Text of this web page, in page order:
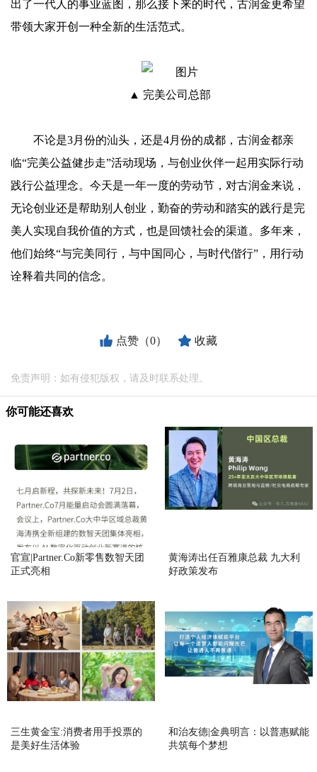
出了一代人的事业蓝图，那么接下来的时代，古润金更希望
带领大家开创一种全新的生活范式。
▲ 完美公司总部
不论是3月份的汕头，还是4月份的成都，古润金都亲
临“完美公益健步走”活动现场，与创业伙伴一起用实际行动
践行公益理念。今天是一年一度的劳动节，对古润金来说，
无论创业还是帮助别人创业，勤奋的劳动和踏实的践行是完
美人实现自我价值的方式，也是回馈社会的渠道。多年来，
他们始终“与完美同行，与中国同心，与时代偕行”，用行动
诠释着共同的信念。
点赞（0） 收藏
免责声明：如有侵犯版权，请及时联系处理。
你可能还喜欢
官宣|Partner.Co新零售数智天团
正式亮相
黄海涛出任百雅康总裁 九大利
好政策发布
三生黄金宝:消费者用手投票的
是美好生活体验
和治友德|金典明言：以普惠赋能
共筑每个梦想